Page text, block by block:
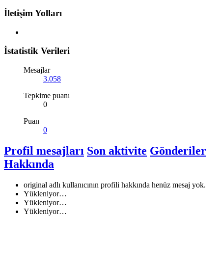
İletişim Yolları
İstatistik Verileri
Mesajlar
3.058
Tepkime puanı
0
Puan
0
Profil mesajları Son aktivite Gönderiler
Hakkında
original adlı kullanıcının profili hakkında henüz mesaj yok.
Yükleniyor…
Yükleniyor…
Yükleniyor…